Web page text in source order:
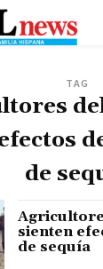
TAG
de
sienten
de sequía